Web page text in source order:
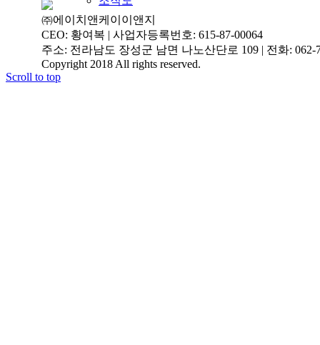
㈜에이치앤케이이앤지
CEO: 황여복 | 사업자등록번호: 615-87-00064
주소: 전라남도 장성군 남면 나노산단로 109 | 전화: 062-
Copyright 2018 All rights reserved.
Scroll to top